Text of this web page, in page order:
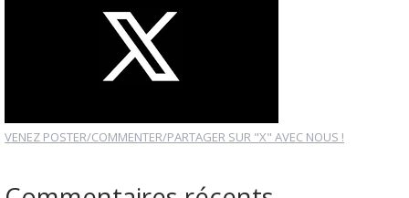
VENEZ POSTER/COMMENTER/PARTAGER SUR "X" AVEC NOUS !